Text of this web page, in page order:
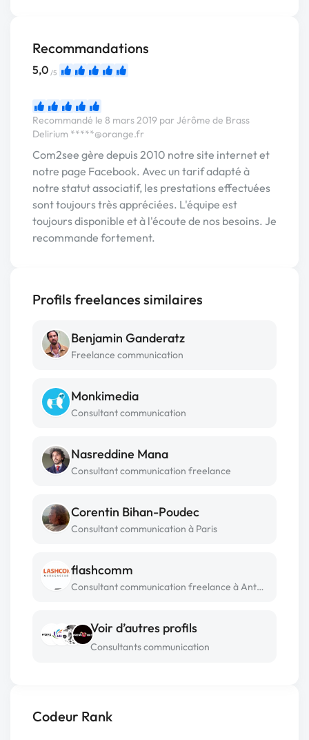
Codeur Rank
Recommandations
5,0 /5
Recommandé le 8 mars 2019 par Jérôme de Brass
Delirium *****@orange.fr
Com2see gère depuis 2010 notre site internet et
notre page Facebook. Avec un tarif adapté à
notre statut associatif, les prestations effectuées
sont toujours très appréciées. L'équipe est
toujours disponible et à l'écoute de nos besoins. Je
recommande fortement.
Profils freelances similaires
Benjamin Ganderatz
Freelance communication
Monkimedia
Consultant communication
Nasreddine Mana
Consultant communication freelance
Corentin Bihan-Poudec
Consultant communication à Paris
flashcomm
Consultant communication freelance à Antananarivo
Voir d’autres profils
Consultants communication